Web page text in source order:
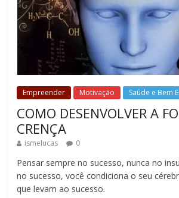
Empreender Motivação Saúde e Bem
COMO DESENVOLVER A
CRENÇA
ismelucas 0
Pensar sempre no sucesso, nunca no
no sucesso, você condiciona o seu
que levam ao sucesso.